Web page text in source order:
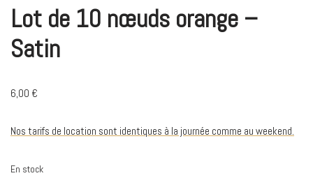
Lot de 10 nœuds orange –
Satin
6,00 €
Nos tarifs de location sont identiques à la journée comme au weekend.
En stock